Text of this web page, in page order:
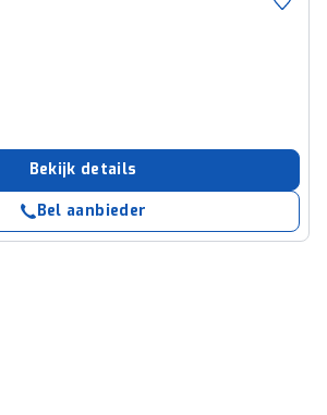
Bekijk details
Bel aanbieder